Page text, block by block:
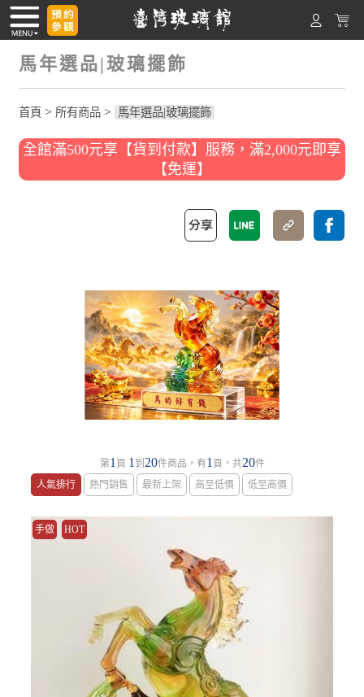
馬年選品|玻璃擺飾
首頁 > 所有商品 > 馬年選品|玻璃擺飾
全館滿500元享【貨到付款】服務，滿2,000元即享
【免運】
第1 頁 1 到 20件商品，有1 頁，共20件
人氣排行
熱門銷售 最新上架 高至低價 低至高價
手做 HOT